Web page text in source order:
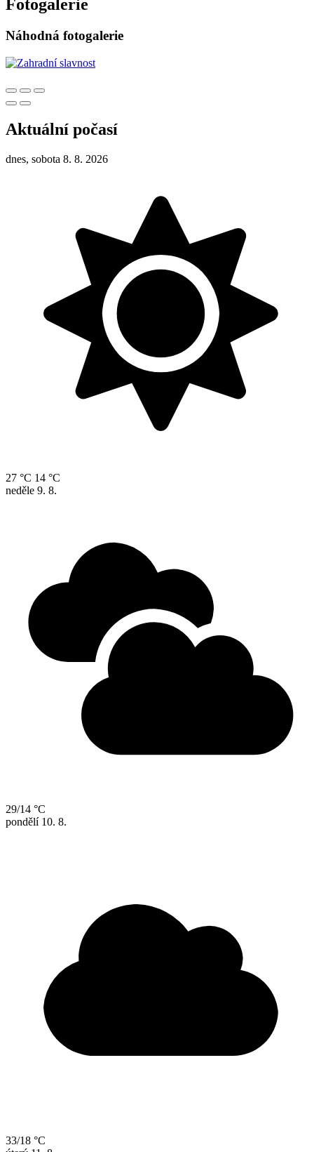
Fotogalerie
Náhodná fotogalerie
Aktuální počasí
dnes, sobota 8. 8. 2026
27 °C 14 °C
neděle 9. 8.
29/14 °C
pondělí 10. 8.
33/18 °C